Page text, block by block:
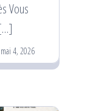
Vous
mai 4, 2026